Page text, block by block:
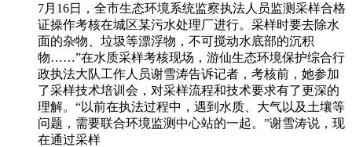
7月16日，全市生态环境系统监察执法人员监测采样合格
证操作考核在城区某污水处理厂进行。采样时要去除水
面的杂物、垃圾等漂浮物，不可搅动水底部的沉积
物……”在水质采样考核现场，游仙生态环境保护综合行
政执法大队工作人员谢雪涛告诉记者，考核前，她参加
了采样技术培训会，对采样流程和技术要求有了更深的
理解。“以前在执法过程中，遇到水质、大气以及土壤等
问题，需要联合环境监测中心站的一起。”谢雪涛说，现
在通过采样